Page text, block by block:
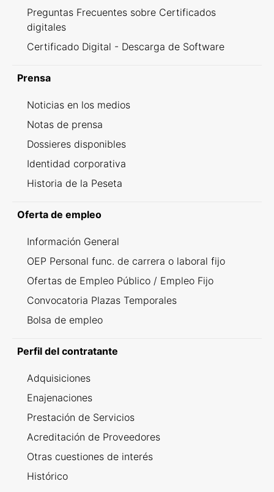
Preguntas Frecuentes sobre Certificados
digitales
Certificado Digital - Descarga de Software
Prensa
Noticias en los medios
Notas de prensa
Dossieres disponibles
Identidad corporativa
Historia de la Peseta
Oferta de empleo
Información General
OEP Personal func. de carrera o laboral fijo
Ofertas de Empleo Público / Empleo Fijo
Convocatoria Plazas Temporales
Bolsa de empleo
Perfil del contratante
Adquisiciones
Enajenaciones
Prestación de Servicios
Acreditación de Proveedores
Otras cuestiones de interés
Histórico